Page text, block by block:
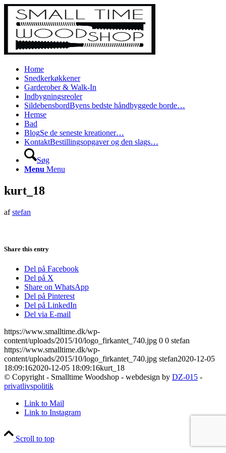
Home
Snedkerkøkkener
Garderober & Walk-In
Indbygningsreoler
SildebensbordByens bedste håndbyggede borde…
Hemse
Bad
BlogSe de seneste kreationer…
KontaktBestillingsopgaver og den slags…
Søg
Menu Menu
kurt_18
afstefan
Share this entry
Del på Facebook
Del på X
Share on WhatsApp
Del på Pinterest
Del på LinkedIn
Del via E-mail
https://www.smalltime.dk/wp-
content/uploads/2015/10/logo_firkantet_740.jpg 0 0 stefan
https://www.smalltime.dk/wp-
content/uploads/2015/10/logo_firkantet_740.jpg stefan2020-12-05
18:09:162020-12-05 18:09:16kurt_18
© Copyright - Smalltime Woodshop - webdesign by DZ-015 -
privatlivspolitik
Link to Mail
Link to Instagram
Scroll to top